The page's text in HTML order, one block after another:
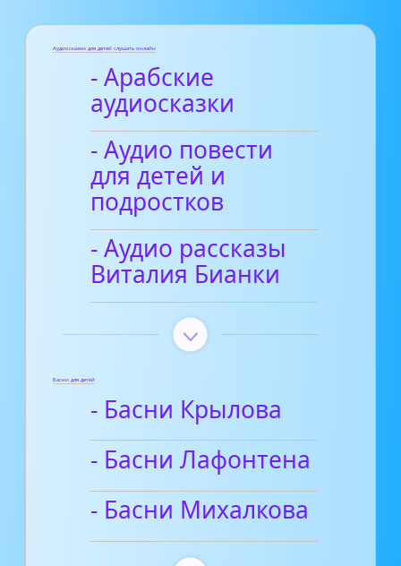
Аудиосказки для детей слушать онлайн
- Арабские
аудиосказки
- Аудио повести
для детей и
подростков
- Аудио рассказы
Виталия Бианки
Басни для детей
- Басни Крылова
- Басни Лафонтена
- Басни Михалкова